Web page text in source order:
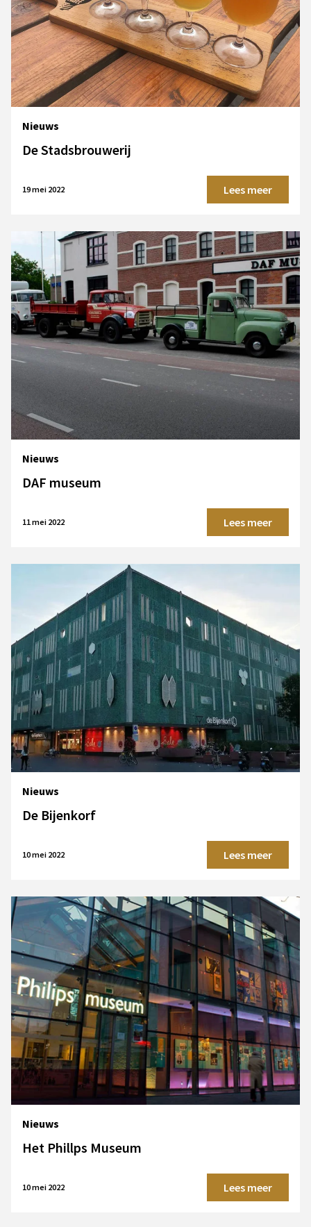
Nieuws
De Stadsbrouwerij
19 mei 2022 Lees meer
Nieuws
DAF museum
11 mei 2022 Lees meer
Nieuws
De Bijenkorf
10 mei 2022 Lees meer
Nieuws
Het Phillps Museum
10 mei 2022 Lees meer